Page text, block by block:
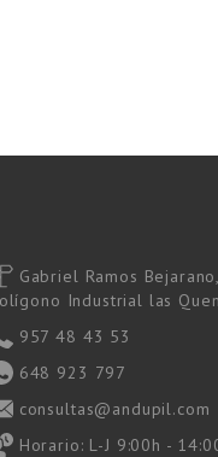
Gabriel Ramos
Industrial las
957 48 43 53
648 923 797
consultas@andupil.com
Horario: L-J 9:00h -